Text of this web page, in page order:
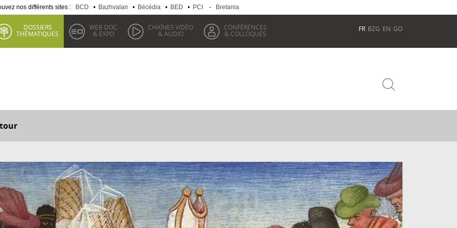
nos différents sites : BCD • Bazhvalan • Bécédia • BED • PCI - Bretania
DOSSIERS
THÉMATIQUES
WEB DOC
& EXPO
CHAÎNES VIDÉO
& AUDIO
CONFÉRENCES
& COLLOQUES
FR BZG EN GO